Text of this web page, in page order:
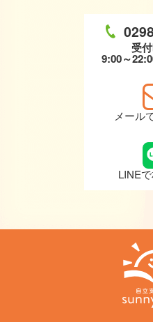
受
9:00～
メール
LINE